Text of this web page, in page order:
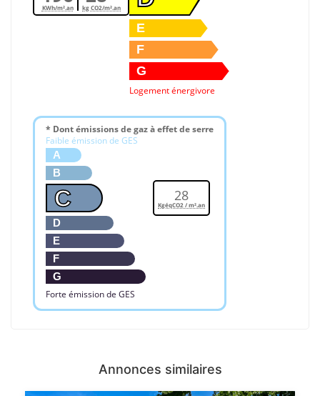
KWh/m².an kg CO2/m².an
E
F
G
Logement énergivore
* Dont émissions de gaz à effet de serre
Faible émission de GES
A
B
C
D
E
F
G
Forte émission de GES
28
KgéqCO2 / m².an
Annonces similaires